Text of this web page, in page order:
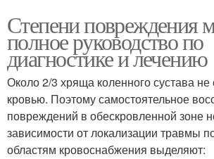
Степени повреждения
полное руководство по
диагностике и лечению
Около 2/3 хряща коленного сустава не
кровью. Поэтому самостоятельное
повреждений в обескровленной зоне
зависимости от локализации травмы
областям кровоснабжения выделяют: